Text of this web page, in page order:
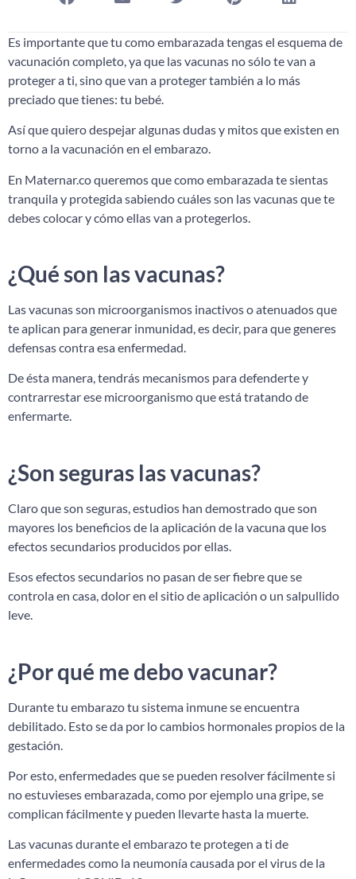
Es importante que tu como embarazada tengas el esquema de
vacunación completo, ya que las vacunas no sólo te van a
proteger a ti, sino que van a proteger también a lo más
preciado que tienes: tu bebé.
Así que quiero despejar algunas dudas y mitos que existen en
torno a la vacunación en el embarazo.
En Maternar.co queremos que como embarazada te sientas
tranquila y protegida sabiendo cuáles son las vacunas que te
debes colocar y cómo ellas van a protegerlos.
¿Qué son las vacunas?
Las vacunas son microorganismos inactivos o atenuados que
te aplican para generar inmunidad, es decir, para que generes
defensas contra esa enfermedad.
De ésta manera, tendrás mecanismos para defenderte y
contrarrestar ese microorganismo que está tratando de
enfermarte.
¿Son seguras las vacunas?
Claro que son seguras, estudios han demostrado que son
mayores los beneficios de la aplicación de la vacuna que los
efectos secundarios producidos por ellas.
Esos efectos secundarios no pasan de ser fiebre que se
controla en casa, dolor en el sitio de aplicación o un salpullido
leve.
¿Por qué me debo vacunar?
Durante tu embarazo tu sistema inmune se encuentra
debilitado. Esto se da por lo cambios hormonales propios de la
gestación.
Por esto, enfermedades que se pueden resolver fácilmente si
no estuvieses embarazada, como por ejemplo una gripe, se
complican fácilmente y pueden llevarte hasta la muerte.
Las vacunas durante el embarazo te protegen a ti de
enfermedades como la neumonía causada por el virus de la